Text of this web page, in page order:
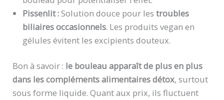
Pissenlit :Solution douce pour lestroubles
biliaires occasionnels. Les produits vegan en
gélules évitent les excipients douteux.
Bon à savoir : le bouleau apparaît de plus en plus
dans les compléments alimentaires détox, surtout
sous forme liquide. Quant aux prix, ils fluctuent